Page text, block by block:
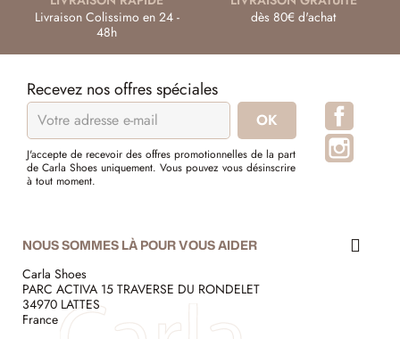
Livraison Colissimo en 24 -
48h
dès 80€ d'achat
Recevez nos offres spéciales
J'accepte de recevoir des offres promotionnelles de la part
de Carla Shoes uniquement. Vous pouvez vous désinscrire
à tout moment.
NOUS SOMMES LÀ POUR VOUS AIDER
Carla Shoes
PARC ACTIVA 15 TRAVERSE DU RONDELET
34970 LATTES
France